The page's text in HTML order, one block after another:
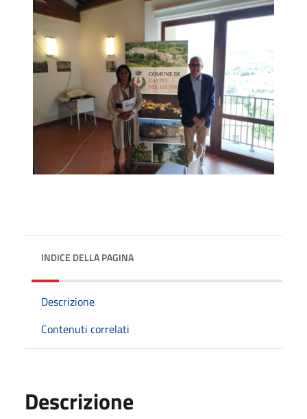
INDICE DELLA PAGINA
Descrizione
Contenuti correlati
Descrizione